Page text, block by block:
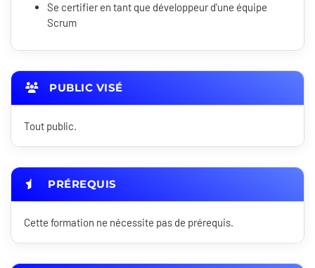
Se certifier en tant que développeur d'une équipe
Scrum
PUBLIC VISÉ
Tout public.
PRÉREQUIS
Cette formation ne nécessite pas de prérequis.